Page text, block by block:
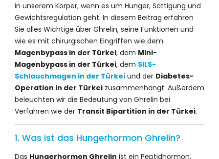
in unserem Körper, wenn es um Hunger, Sättigung und
Gewichtsregulation geht. In diesem Beitrag erfahren
Sie alles Wichtige über Ghrelin, seine Funktionen und
wie es mit chirurgischen Eingriffen wie dem
Magenbypass in der Türkei, dem Mini-
Magenbypass in der Türkei, dem SILS-
Schlauchmagen in der Türkei und der Diabetes-
Operation in der Türkei zusammenhängt. Außerdem
beleuchten wir die Bedeutung von Ghrelin bei
Verfahren wie der Transit Bipartition in der Türkei.
1. Was ist das Hungerhormon Ghrelin?
Das Hungerhormon Ghrelin ist ein Peptidhormon,